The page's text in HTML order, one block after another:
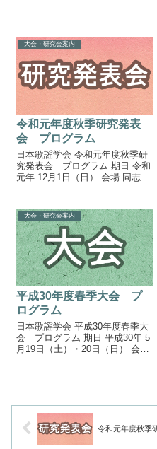
号館4...
大会・研究会案内
令和元年度秋季研究発表
会 プログラム
日本歌謡学会 令和元年度秋季研
究発表会 プログラム 期日 令和
元年 12月1日（日） 会場 同志社
丸東入） Googleマップ 所在地京
都市上京区今出...
大会・研究会案内
平成30年度春季大会 プ
ログラム
日本歌謡学会 平成30年度春季大
会 プログラム 期日 平成30年 5
月19日（土）・20日（日） 会場
令和元年度秋季